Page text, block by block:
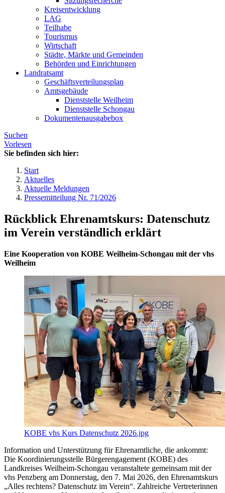
Kreisentwicklung
LAG
Teilhabe
Tourismus
Wirtschaft
Städte, Märkte und Gemeinden
Behörden und Einrichtungen
Landratsamt
Geschäftsverteilungsplan
Amtsgebäude
Dienststelle Weilheim
Dienststelle Schongau
Dokumentenausgabebox
Suchen
Vorlesen
Sie befinden sich hier:
Start
Aktuelles
Aktuelle Meldungen
Pressemitteilung Nr. 71/2026
Rückblick Ehrenamtskurs: Datenschutz
im Verein verständlich erklärt
Eine Kooperation von KOBE Weilheim-Schongau mit der vhs
Weilheim
KOBE vhs Kurs Datenschutz 2026.jpg
Information und Unterstützung für Ehrenamtliche, die ankommt:
Die Koordinierungsstelle Bürgerengagement (KOBE) des
Landkreises Weilheim-Schongau veranstaltete gemeinsam mit der
vhs Penzberg am Donnerstag, den 7. Mai 2026, den Ehrenamtskurs
„Alles rechtens? Datenschutz im Verein“. Zahlreiche Vertreterinnen